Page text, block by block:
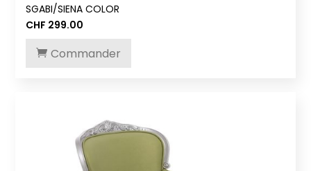
SGABI/SIENA COLOR
CHF 299.00
Commander